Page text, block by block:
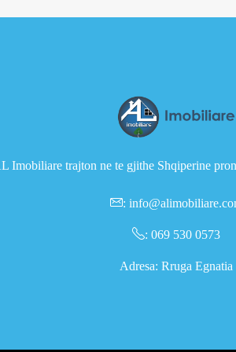
Imobiliare trajton ne te gjithe Shqiperine
:
: 069 530 0573
Adresa: Rruga Egnatia